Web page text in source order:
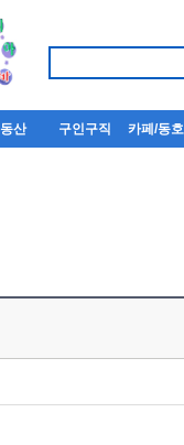
산 구인구직 카페/동호